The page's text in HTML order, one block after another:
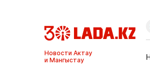
Ақтау және
Манғыстау
жаңалықтары